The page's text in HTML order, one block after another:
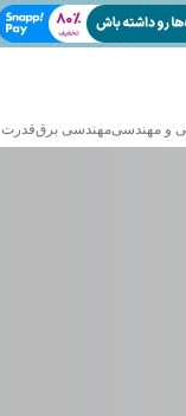
و مهندسیمهندسی برققدرت